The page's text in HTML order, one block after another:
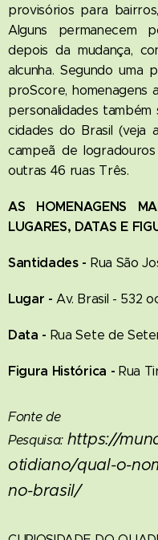
provisórios para
Alguns permanecem
depois da mudança,
alcunha. Segundo uma
proScore, homenagens
personalidades também
cidades do Brasil (veja
campeã de
outras 46 ruas Três.
AS HOMENAGENS
LUGARES, DATAS E
Santidades - Rua São
Lugar -Av. Brasil - 532
Data - Rua Sete de
Figura Histórica - Rua
Fonte de
Pesquisa: https://
otidiano/qual-o-
no-brasil/